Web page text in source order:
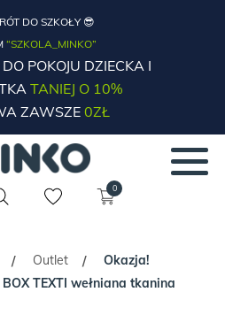
DO SZKOŁY 😎
“SZKOLA_MINKO”
POKOJU DZIECKA I
TANIEJ O 10%
ZAWSZE 0ZŁ
0
/ Outlet /
Okazja!
TEXTI wełniana tkanina